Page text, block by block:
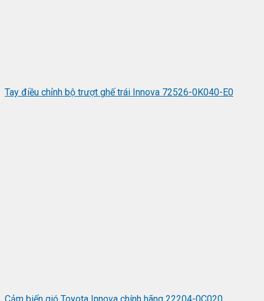
Tay điều chỉnh bộ trượt ghế trái Innova 72526-0K040-E0